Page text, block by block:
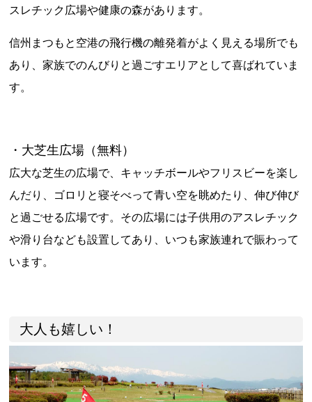
スレチック広場や健康の森があります。
信州まつもと空港の飛行機の離発着がよく見える場所でも
あり、家族でのんびりと過ごすエリアとして喜ばれていま
す。
・大芝生広場（無料）
広大な芝生の広場で、キャッチボールやフリスビーを楽し
んだり、ゴロリと寝そべって青い空を眺めたり、伸び伸び
と過ごせる広場です。その広場には子供用のアスレチック
や滑り台なども設置してあり、いつも家族連れで賑わって
います。
大人も嬉しい！